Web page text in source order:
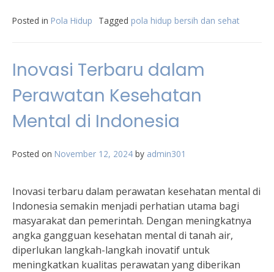
Posted in Pola Hidup Tagged pola hidup bersih dan sehat
Inovasi Terbaru dalam
Perawatan Kesehatan
Mental di Indonesia
Posted on November 12, 2024 by admin301
Inovasi terbaru dalam perawatan kesehatan mental di
Indonesia semakin menjadi perhatian utama bagi
masyarakat dan pemerintah. Dengan meningkatnya
angka gangguan kesehatan mental di tanah air,
diperlukan langkah-langkah inovatif untuk
meningkatkan kualitas perawatan yang diberikan